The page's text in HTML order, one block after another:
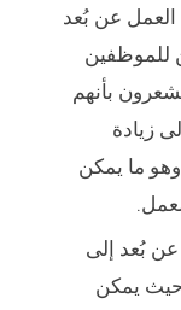
العمل عن بُعد
للموظفين
بأنهم
زيادة
وهو ما يمكن
بُعد إلى
حيث يمكن